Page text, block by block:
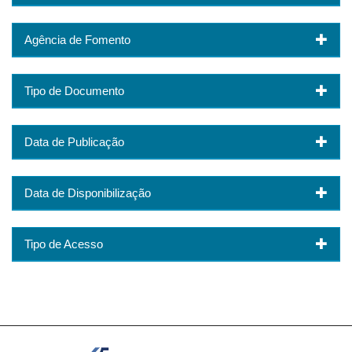
Agência de Fomento
Tipo de Documento
Data de Publicação
Data de Disponibilização
Tipo de Acesso